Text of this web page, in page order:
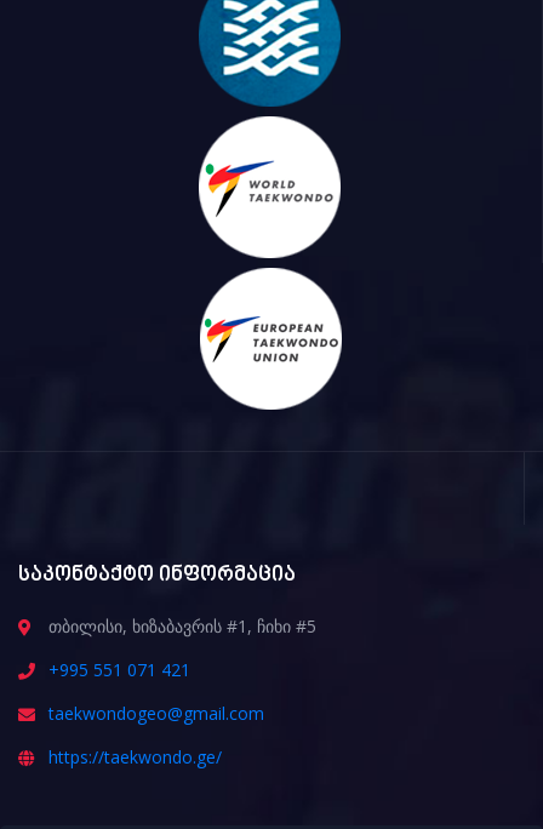
საკონტაქტო ინფორმაცია
თბილისი, ხიზაბავრის #1, ჩიხი #5
+995 551 071 421
taekwondogeo@gmail.com
https://taekwondo.ge/